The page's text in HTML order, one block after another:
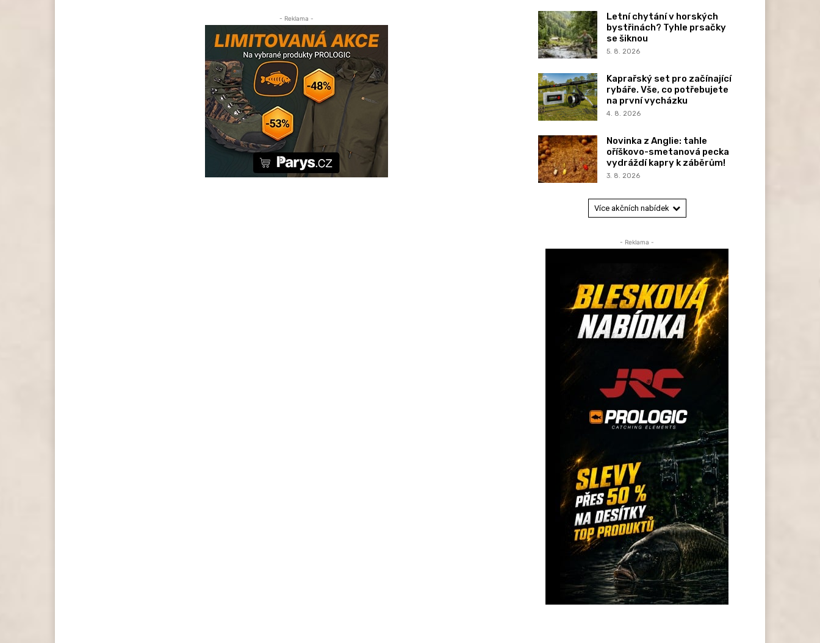
- Reklama -
Letní chytání v horských
bystřinách? Tyhle prsačky
se šiknou
5. 8. 2026
Kaprařský set pro začínající
rybáře. Vše, co potřebujete
na první vycházku
4. 8. 2026
Novinka z Anglie: tahle
oříškovo-smetanová pecka
vydráždí kapry k záběrům!
3. 8. 2026
Více akčních nabídek
- Reklama -